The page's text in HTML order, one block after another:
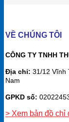
VỀ CHÚNG TÔI
CÔNG TY TNHH
Địa chỉ: 31/12 Vĩnh
Nam
GPKD số:
> Xem bản đồ chỉ